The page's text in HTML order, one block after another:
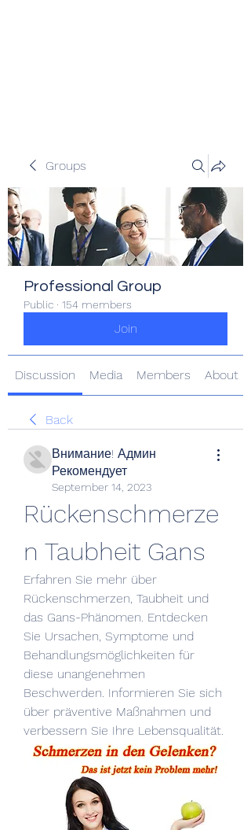
Groups
Professional Group
Public · 154 members
Join
Discussion Media Members About
Back
Внимание! Админ
Рекомендует
September 14, 2023
Rückenschmerze
n Taubheit Gans
Erfahren Sie mehr über
Rückenschmerzen, Taubheit und
das Gans-Phänomen. Entdecken
Sie Ursachen, Symptome und
Behandlungsmöglichkeiten für
diese unangenehmen
Beschwerden. Informieren Sie sich
über präventive Maßnahmen und
verbessern Sie Ihre Lebensqualität.